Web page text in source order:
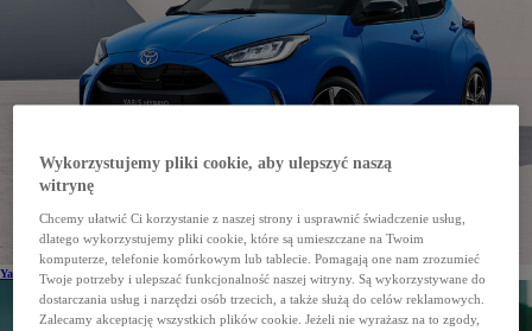
Yaris Cross
Wykorzystujemy pliki cookie, aby ulepszyć naszą
witrynę
Chcemy ułatwić Ci korzystanie z naszej strony i usprawnić świadczenie usług,
dlatego wykorzystujemy pliki cookie, które są umieszczane na Twoim
komputerze, telefonie komórkowym lub tablecie. Pomagają one nam zrozumieć
Twoje potrzeby i ulepszać funkcjonalność naszej witryny. Są wykorzystywane do
dostarczania usług i narzędzi osób trzecich, a także służą do celów reklamowych.
Zalecamy akceptację wszystkich plików cookie. Jeżeli nie wyrażasz na to zgody,